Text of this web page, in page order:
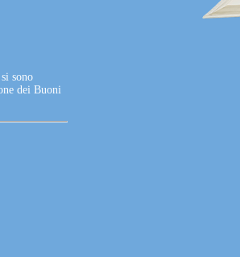
sono
dei Buoni